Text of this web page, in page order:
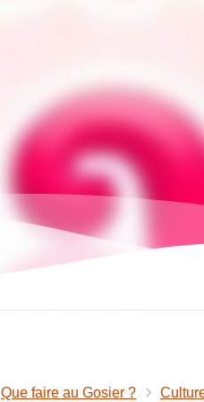
Que faire au Gosier ?